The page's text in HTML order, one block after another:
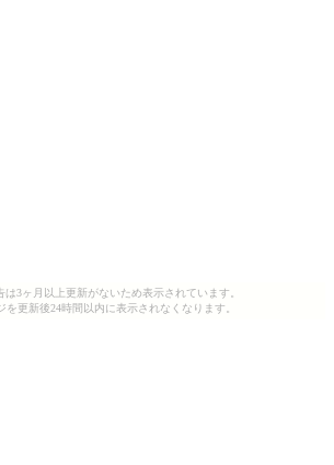
は3ヶ月以上更新がないため表示されています。
を更新後24時間以内に表示されなくなります。